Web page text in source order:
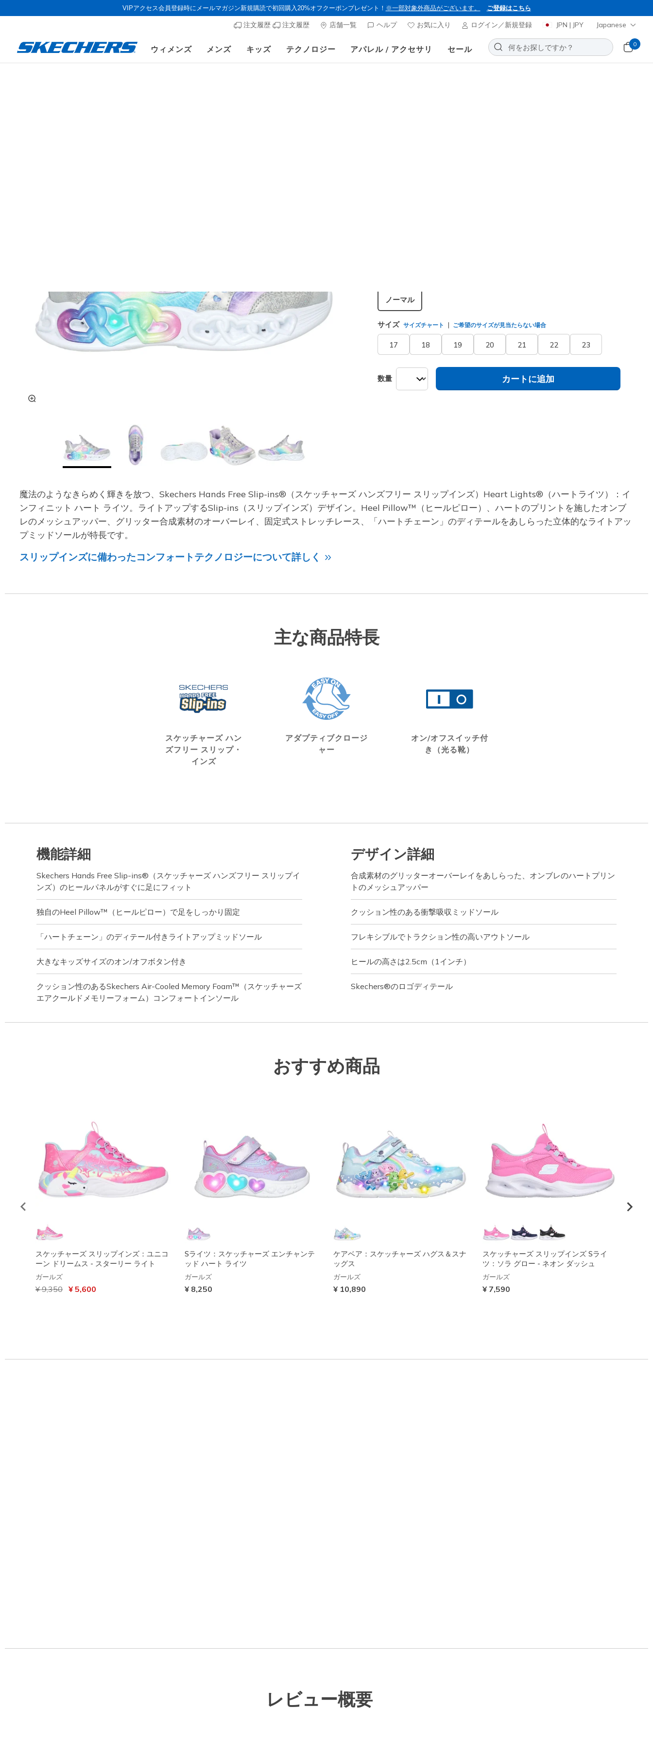
VIPアクセス会員登録時にメールマガジン新規購読で初回購入20%オフクーポンプレゼント！ ※一部対象外商品がございます。 ご登録はこちら
注文履歴 注文履歴 店舗一覧 ヘルプ お気に入り ログイン／新規登録 JPN | JPY Japanese
ウィメンズ メンズ キッズ テクノロジー アパレル / アクセサリ セール
0
ノーマル
サイズ サイズチャート ご希望のサイズが見当たらない場合
17 18 19 20 21 22 23
数量 カートに追加
魔法のようなきらめく輝きを放つ、Skechers Hands Free Slip-ins®（スケッチャーズ ハンズフリー スリップインズ）Heart Lights®（ハートライツ）：イ
ンフィニット ハート ライツ。ライトアップするSlip-ins（スリップインズ）デザイン。Heel Pillow™（ヒールピロー）、ハートのプリントを施したオンブ
レのメッシュアッパー、グリッター合成素材のオーバーレイ、固定式ストレッチレース、「ハートチェーン」のディテールをあしらった立体的なライトアッ
プミッドソールが特長です。
スリップインズに備わったコンフォートテクノロジーについて詳しく
主な商品特長
スケッチャーズ ハン
ズフリー スリップ・
インズ
アダプティブクロージ
ャー
オン/オフスイッチ付
き（光る靴）
機能詳細
Skechers Hands Free Slip-ins®（スケッチャーズ ハンズフリー スリップイ
ンズ）のヒールパネルがすぐに足にフィット
独自のHeel Pillow™（ヒールピロー）で足をしっかり固定
「ハートチェーン」のディテール付きライトアップミッドソール
大きなキッズサイズのオン/オフボタン付き
クッション性のあるSkechers Air-Cooled Memory Foam™（スケッチャーズ
エアクールドメモリーフォーム）コンフォートインソール
デザイン詳細
合成素材のグリッターオーバーレイをあしらった、オンブレのハートプリン
トのメッシュアッパー
クッション性のある衝撃吸収ミッドソール
フレキシブルでトラクション性の高いアウトソール
ヒールの高さは2.5cm（1インチ）
Skechers®のロゴディテール
おすすめ商品
スケッチャーズ スリップインズ：ユニコ
ーン ドリームス - スターリー ライト
ガールズ
からの値引き
¥ 9,350 から
¥ 5,600
Sライツ：スケッチャーズ エンチャンテ
ッド ハート ライツ
ガールズ
¥ 8,250
ケアベア：スケッチャーズ ハグス＆スナ
ッグス
ガールズ
¥ 10,890
スケッチャーズ スリップインズ Sライ
ツ：ソラ グロー - ネオン ダッシュ
ガールズ
¥ 7,590
レビュー概要